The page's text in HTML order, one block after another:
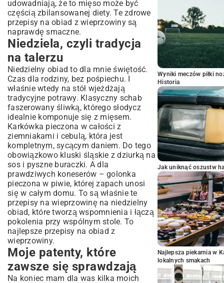
udowadniają, że to mięso może być
częścią zbilansowanej diety. Te zdrowe
przepisy na obiad z wieprzowiny są
naprawdę smaczne.
Niedziela, czyli tradycja
na talerzu
Niedzielny obiad to dla mnie świętość.
Czas dla rodziny, bez pośpiechu. I
właśnie wtedy na stół wjeżdżają
tradycyjne potrawy. Klasyczny schab
faszerowany śliwką, którego słodycz
idealnie komponuje się z mięsem.
Karkówka pieczona w całości z
ziemniakami i cebulą, która jest
kompletnym, sycącym daniem. Do tego
obowiązkowo kluski śląskie z dziurką na
sos i pyszne buraczki. A dla
prawdziwych koneserów – golonka
pieczona w piwie, której zapach unosi
się w całym domu. To są właśnie te
przepisy na wieprzowinę na niedzielny
obiad, które tworzą wspomnienia i łączą
pokolenia przy wspólnym stole. To
najlepsze przepisy na obiad z
wieprzowiny.
Moje patenty, które
zawsze się sprawdzają
Na koniec mam dla was kilka moich
Wyniki meczów piłki
Historia
Jak uniknąć oszustw
Najlepsza piekarnia w
lokalnych smakach